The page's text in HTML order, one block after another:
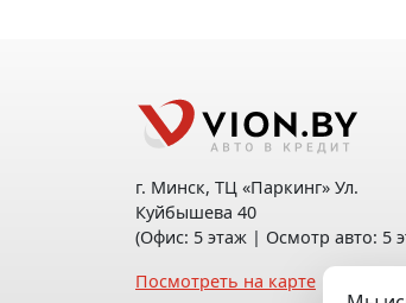
г. Минск, ТЦ «Паркинг» Ул.
Куйбышева 40
(Офис: 5 этаж | Осмотр авто: 5
Посмотреть на карте